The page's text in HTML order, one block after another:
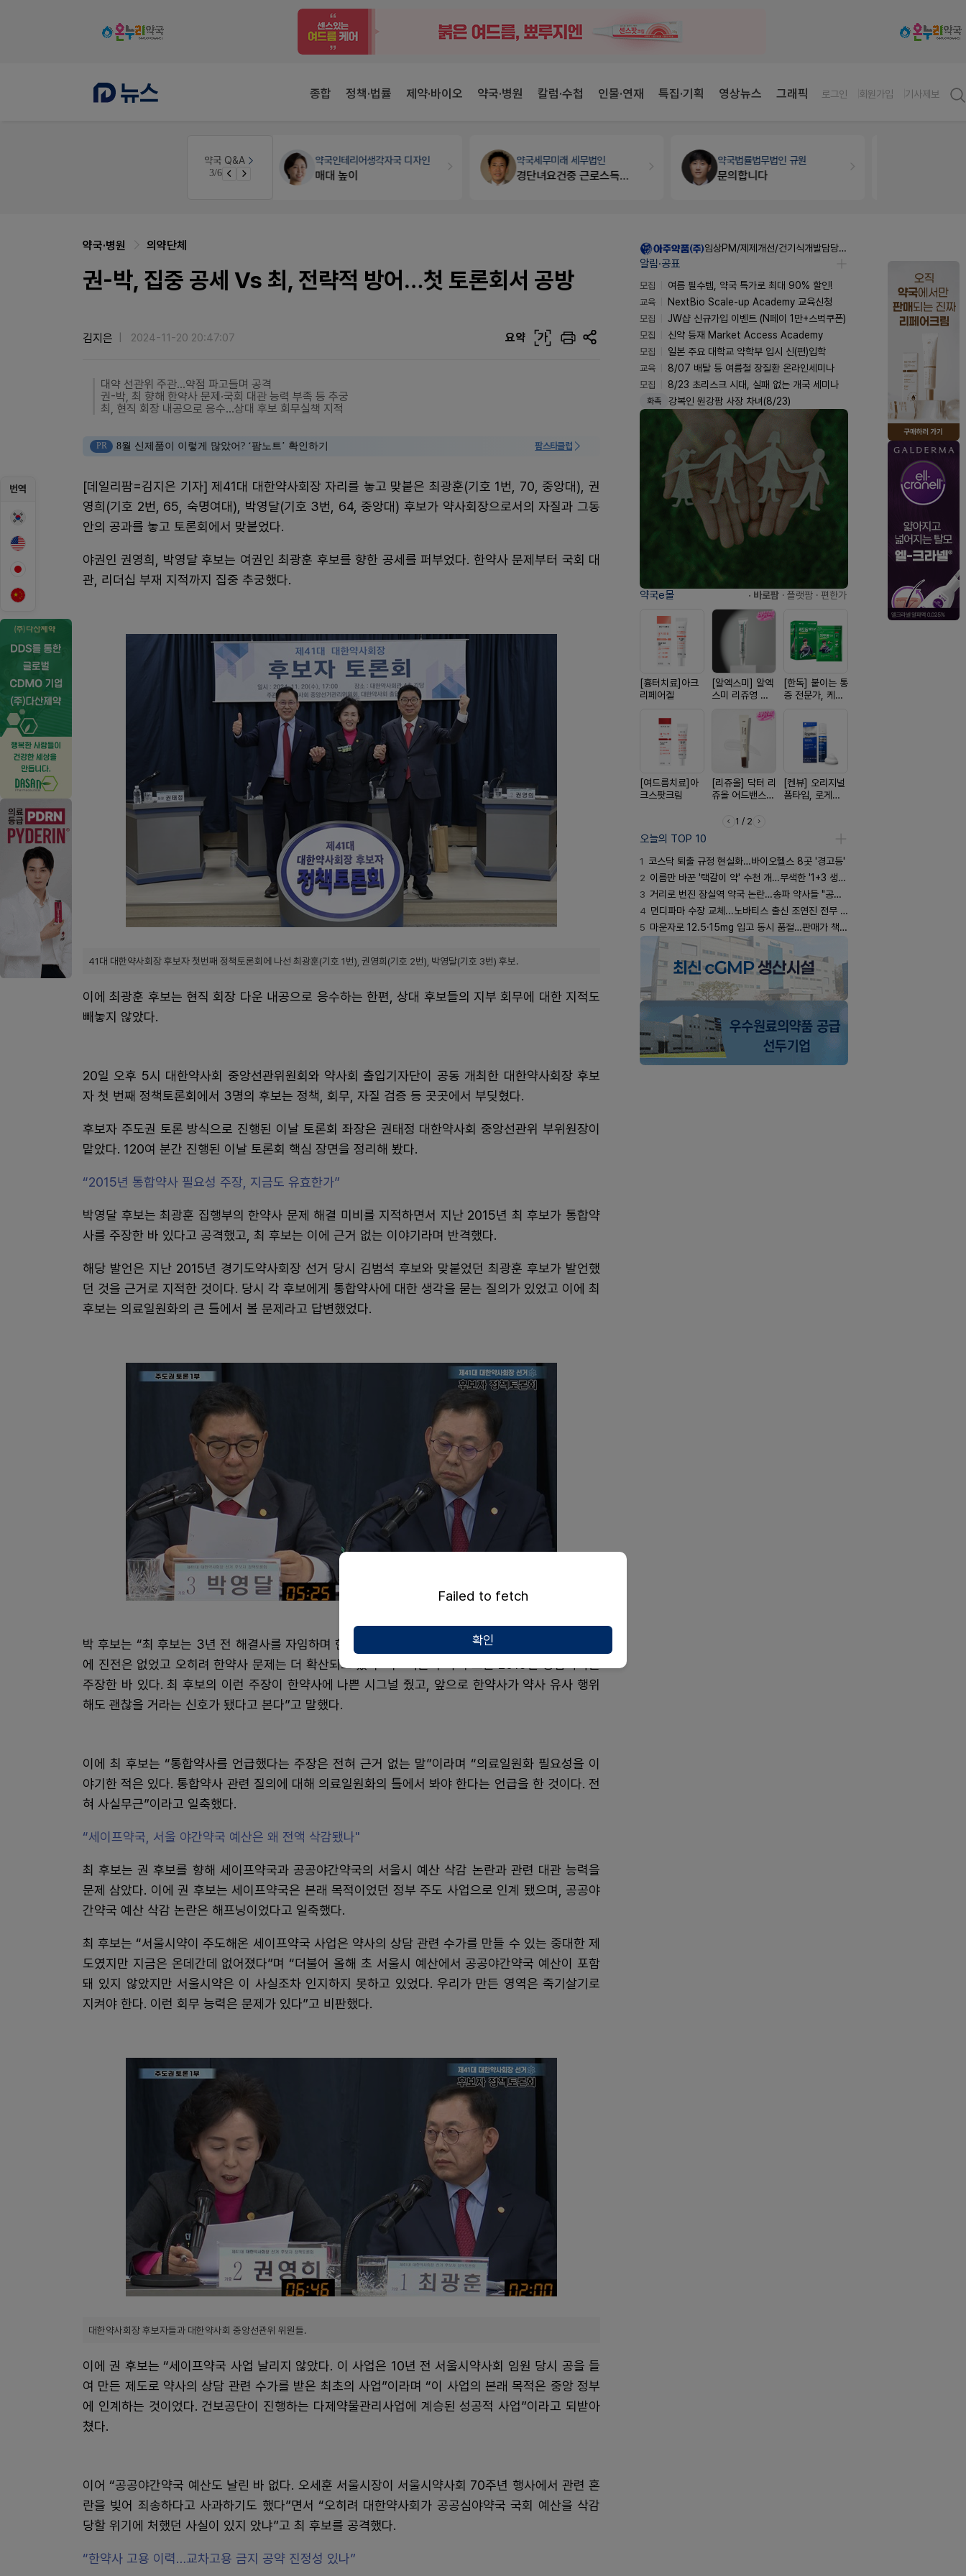
종합 정책·법률 제약·바이오 약국·병원 칼럼·수첩 인물·연재 특집·기획 영상뉴스 그래픽 로그인 회원가입 기사제보
약국 Q&A
3/6 약국 개국 대출 어떻게 받아야할지 어렵습니다
약국인테리어생각자국 디자인
매대 높이
약국세무미래 세무법인
경단녀요건중 근로스득원천징수액
약국법률법무법인 규원
문의합니다
번역
약국·병원 의약단체
권-박, 집중 공세 Vs 최, 전략적 방어…첫 토론회서 공방
김지은 2024-11-20 20:47:07 요약 가
대약 선관위 주관...약점 파고들며 공격
권-박, 최 향해 한약사 문제·국회 대관 능력 부족 등 추궁
최, 현직 회장 내공으로 응수...상대 후보 회무실책 지적
PR 8월 신제품이 이렇게 많았어? ‘팜노트’ 확인하기 팜스타클럽
[데일리팜=김지은 기자] 제41대 대한약사회장 자리를 놓고 맞붙은 최광훈(기호 1번, 70, 중앙대), 권
영희(기호 2번, 65, 숙명여대), 박영달(기호 3번, 64, 중앙대) 후보가 약사회장으로서의 자질과 그동
안의 공과를 놓고 토론회에서 맞붙었다.
야권인 권영희, 박영달 후보는 여권인 최광훈 후보를 향한 공세를 퍼부었다. 한약사 문제부터 국회 대
관, 리더십 부재 지적까지 집중 추궁했다.
41대 대한약사회장 후보자 첫번째 정책토론회에 나선 최광훈(기호 1번), 권영희(기호 2번), 박영달(기호 3번) 후보.
이에 최광훈 후보는 현직 회장 다운 내공으로 응수하는 한편, 상대 후보들의 지부 회무에 대한 지적도
빼놓지 않았다.
20일 오후 5시 대한약사회 중앙선관위원회와 약사회 출입기자단이 공동 개최한 대한약사회장 후보
자 첫 번째 정책토론회에서 3명의 후보는 정책, 회무, 자질 검증 등 곳곳에서 부딪혔다.
후보자 주도권 토론 방식으로 진행된 이날 토론회 좌장은 권태정 대한약사회 중앙선관위 부위원장이
맡았다. 120여 분간 진행된 이날 토론회 핵심 장면을 정리해 봤다.
“2015년 통합약사 필요성 주장, 지금도 유효한가”
박영달 후보는 최광훈 집행부의 한약사 문제 해결 미비를 지적하면서 지난 2015년 최 후보가 통합약
사를 주장한 바 있다고 공격했고, 최 후보는 이에 근거 없는 이야기라며 반격했다.
해당 발언은 지난 2015년 경기도약사회장 선거 당시 김범석 후보와 맞붙었던 최광훈 후보가 발언했
던 것을 근거로 지적한 것이다. 당시 각 후보에게 통합약사에 대한 생각을 묻는 질의가 있었고 이에 최
후보는 의료일원화의 큰 틀에서 볼 문제라고 답변했었다.
박 후보는 “최 후보는 3년 전 해결사를 자임하며 한약사 문제 해결을 장담했지만 결론적으로 이 문제
에 진전은 없었고 오히려 한약사 문제는 더 확산되고 있다”며 “더불어 최 후보는 2015년 통합약사를
주장한 바 있다. 최 후보의 이런 주장이 한약사에 나쁜 시그널 줬고, 앞으로 한약사가 약사 유사 행위
해도 괜찮을 거라는 신호가 됐다고 본다”고 말했다.
이에 최 후보는 “통합약사를 언급했다는 주장은 전혀 근거 없는 말”이라며 “의료일원화 필요성을 이
야기한 적은 있다. 통합약사 관련 질의에 대해 의료일원화의 틀에서 봐야 한다는 언급을 한 것이다. 전
혀 사실무근”이라고 일축했다.
“세이프약국, 서울 야간약국 예산은 왜 전액 삭감됐나"
최 후보는 권 후보를 향해 세이프약국과 공공야간약국의 서울시 예산 삭감 논란과 관련 대관 능력을
문제 삼았다. 이에 권 후보는 세이프약국은 본래 목적이었던 정부 주도 사업으로 인계 됐으며, 공공야
간약국 예산 삭감 논란은 해프닝이었다고 일축했다.
최 후보는 “서울시약이 주도해온 세이프약국 사업은 약사의 상담 관련 수가를 만들 수 있는 중대한 제
도였지만 지금은 온데간데 없어졌다”며 “더불어 올해 초 서울시 예산에서 공공야간약국 예산이 포함
돼 있지 않았지만 서울시약은 이 사실조차 인지하지 못하고 있었다. 우리가 만든 영역은 죽기살기로
지켜야 한다. 이런 회무 능력은 문제가 있다”고 비판했다.
대한약사회장 후보자들과 대한약사회 중앙선관위 위원들.
이에 권 후보는 “세이프약국 사업 날리지 않았다. 이 사업은 10년 전 서울시약사회 임원 당시 공을 들
여 만든 제도로 약사의 상담 관련 수가를 받은 최초의 사업”이라며 “이 사업의 본래 목적은 중앙 정부
에 인계하는 것이었다. 건보공단이 진행하는 다제약물관리사업에 계승된 성공적 사업”이라고 되받아
쳤다.
이어 “공공야간약국 예산도 날린 바 없다. 오세훈 서울시장이 서울시약사회 70주년 행사에서 관련 혼
란을 빚어 죄송하다고 사과하기도 했다”면서 “오히려 대한약사회가 공공심야약국 국회 예산을 삭감
당할 위기에 처했던 사실이 있지 았냐”고 최 후보를 공격했다.
“한약사 고용 이력…교차고용 금지 공약 진정성 있나”
임상PM/제제개선/건기식개발담당 채용
알림·공표
모집
여름 필수템, 약국 특가로 최대 90% 할인!
교육
NextBio Scale-up Academy 교육신청
모집
JW샵 신규가입 이벤트 (N페이 1만+스벅쿠폰)
모집
신약 등재 Market Access Academy
모집
일본 주요 대학교 약학부 입시 신(편)입학
교육
8/07 배탈 등 여름철 장질환 온라인세미나
모집
8/23 초리스크 시대, 실패 없는 개국 세미나
화촉 강복인 원강팜 사장 차녀(8/23)
약국e몰 · 바로팜 · 플랫팜 · 편한가
[흉터치료]아크
리페어겔
[알엑스미] 알엑
스미 리쥬영 울
10000 딥리페
[한독] 붙이는 통
증 전문가, 케토
스타(쿨) 40매
[여드름치료]아
크스팟크림
[리쥬올] 닥터 리
쥬올 어드밴스드
이팅 크림 30ml
[켄뷰] 오리지널
폼타입, 로게인
1 / 2
오늘의 TOP 10
1 코스닥 퇴출 규정 현실화…바이오헬스 8곳 '경고등'
2 이름만 바꾼 '택갈이 약' 수천 개…무색한 '1+3 생동'
3 거리로 번진 잠실역 약국 논란…송파 약사들 "공공성 훼손"
4 먼디파마 수장 교체...노바티스 출신 조연진 전무 내정
5 마운자로 12.5·15mg 입고 동시 품절…판매가 책정 고심
Failed to fetch
확인